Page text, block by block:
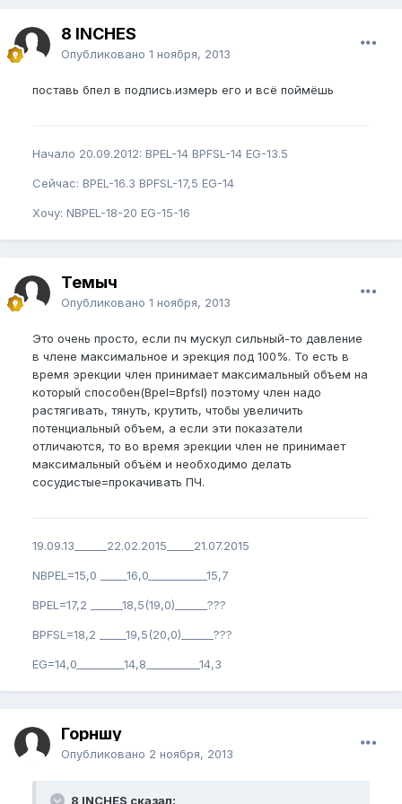
8 INCHES
Опубликовано 1 ноября, 2013
поставь бпел в подпись.измерь его и всё поймёшь
Начало 20.09.2012: BPEL-14 BPFSL-14 EG-13.5
Сейчас: BPEL-16.3 BPFSL-17,5 EG-14
Хочу: NBPEL-18-20 EG-15-16
Темыч
Опубликовано 1 ноября, 2013
Это очень просто, если пч мускул сильный-то давление
в члене максимальное и эрекция под 100%. То есть в
время эрекции член принимает максимальный объем на
который способен(Bpel=Bpfsl) поэтому член надо
растягивать, тянуть, крутить, чтобы увеличить
потенциальный объем, а если эти показатели
отличаются, то во время эрекции член не принимает
максимальный объём и необходимо делать
сосудистые=прокачивать ПЧ.
19.09.13______22.02.2015_____21.07.2015
NBPEL=15,0 _____16,0___________15,7
BPEL=17,2 ______18,5(19,0)______???
BPFSL=18,2 _____19,5(20,0)______???
EG=14,0_________14,8__________14,3
Горншу
Опубликовано 2 ноября, 2013
8 INCHES сказал: